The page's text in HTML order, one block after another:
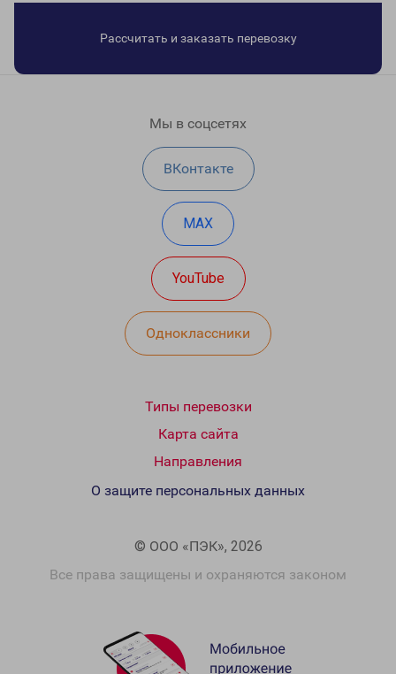
Рассчитать и заказать перевозку
Мы в соцсетях
ВКонтакте
MAX
YouTube
Одноклассники
Типы перевозки
Карта сайта
Направления
© ООО «ПЭК», 2026
Все права защищены и охраняются законом
О защите персональных данных